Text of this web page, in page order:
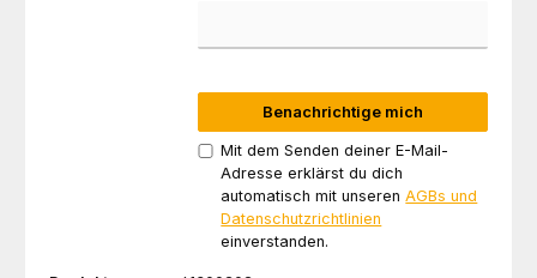
Benachrichtige mich
Mit dem Senden deiner E-Mail-
Adresse erklärst du dich
automatisch mit unserenAGBs und
Datenschutzrichtlinien
einverstanden.